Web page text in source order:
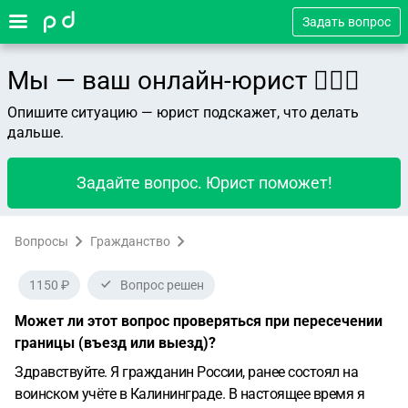
Задать вопрос
Мы — ваш онлайн-юрист 👨🏻‍⚖️
Опишите ситуацию — юрист подскажет, что делать
дальше.
Задайте вопрос. Юрист поможет!
Вопросы Гражданство
1150 ₽ Вопрос решен
Может ли этот вопрос проверяться при пересечении
границы (въезд или выезд)?
Здравствуйте. Я гражданин России, ранее состоял на
воинском учёте в Калининграде. В настоящее время я